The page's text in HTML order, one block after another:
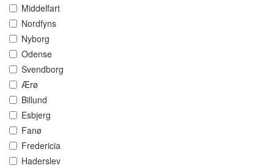
Middelfart
Nordfyns
Nyborg
Odense
Svendborg
Ærø
Billund
Esbjerg
Fanø
Fredericia
Haderslev